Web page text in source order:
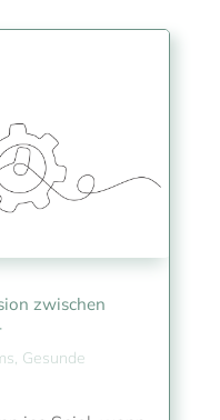
zwischen
, Gesunde